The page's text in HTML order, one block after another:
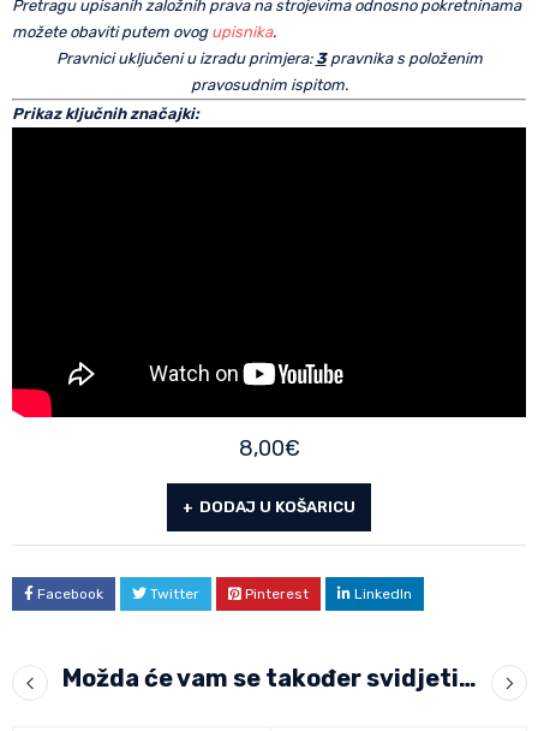
Pretragu upisanih založnih prava na strojevima odnosno pokretninama
možete obaviti putem ovog upisnika.
Pravnici uključeni u izradu primjera: 3pravnika s položenim
pravosudnim ispitom.
Prikaz ključnih značajki:
8,00€
DODAJ U KOŠARICU
Facebook Twitter Pinterest LinkedIn
Možda će vam se također svidjeti…